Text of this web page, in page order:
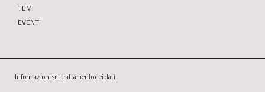
TEMI
EVENTI
Informazioni sul trattamento dei dati